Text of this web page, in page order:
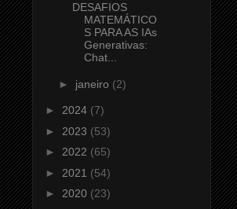
DESAFIOS
MATEMÁTICO
S PARA AS IAs
Generativas:
Chat...
► janeiro (2)
► 2024 (7)
► 2023 (53)
► 2022 (65)
► 2021 (54)
► 2020 (23)